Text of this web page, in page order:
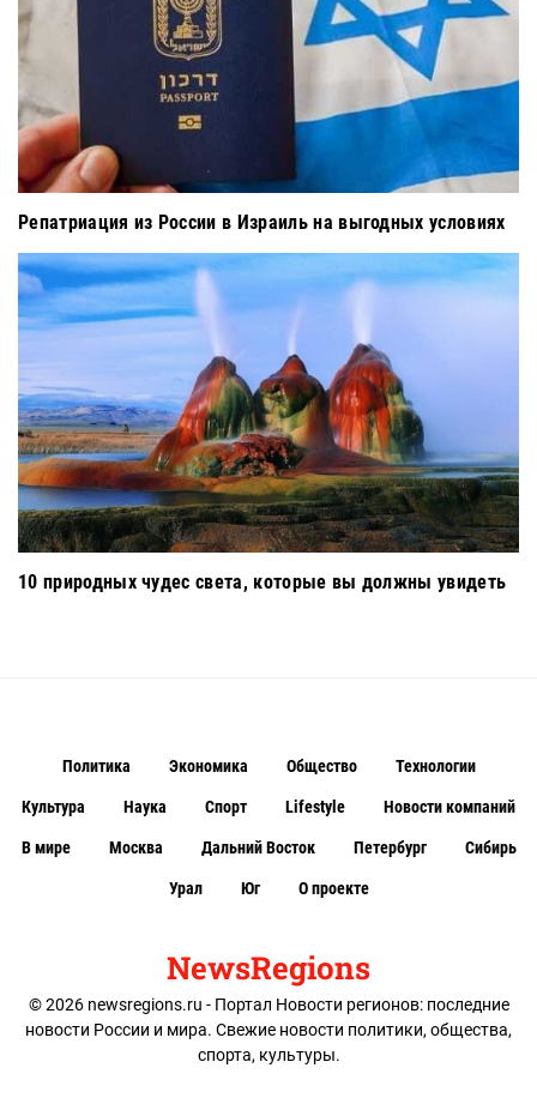
Репатриация из России в Израиль на выгодных условиях
10 природных чудес света, которые вы должны увидеть
NewsRegions
© 2026 newsregions.ru - Портал Новости регионов: последние
новости России и мира. Свежие новости политики, общества,
спорта, культуры.
Политика Экономика Общество Технологии
Культура Наука Спорт Lifestyle Новости компаний
В мире Москва Дальний Восток Петербург Сибирь
Урал Юг О проекте